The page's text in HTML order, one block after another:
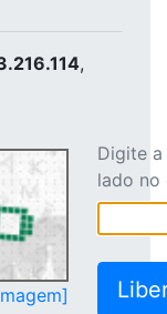
,
Digite
lado no